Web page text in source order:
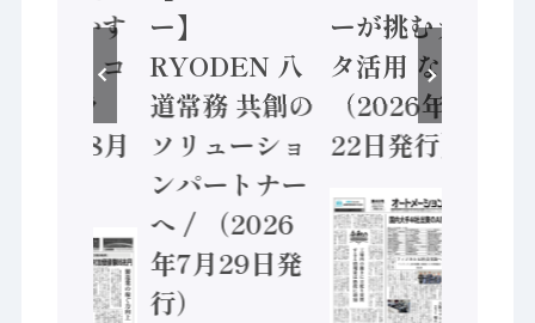
ー】
RYODEN 八
道常務 共創の
ソリューショ
ンパートナー
へ / （2026
年7月29日発
行）
ーが挑むデー
タ活用 など
（2026年7月
22日発行）
安全に動
セーフテ
ントロー
（2026